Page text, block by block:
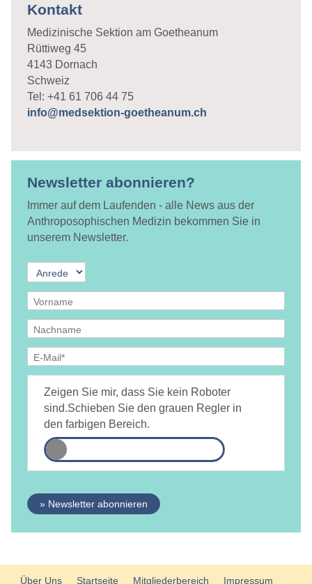
Kontakt
Medizinische Sektion am Goetheanum
Rüttiweg 45
4143 Dornach
Schweiz
Tel: +41 61 706 44 75
info@medsektion-goetheanum.ch
Newsletter abonnieren?
Immer auf dem Laufenden - alle News aus der
Anthroposophischen Medizin bekommen Sie in
unserem Newsletter.
DAMiD mich per E-Mail über Themen und Veranstaltungen
informiert.
Datenschutzerklärung
Zeigen Sie mir, dass Sie kein Roboter
sind.Schieben Sie den grauen Regler in
den farbigen Bereich.
» Newsletter abonnieren
Über Uns Startseite Mitgliederbereich Impressum